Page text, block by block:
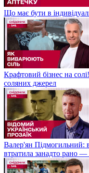
Що має бути в
Крафтовий бізнес на
соляних джерел
Валер'ян Підмогильний:
втратила занадто рано —